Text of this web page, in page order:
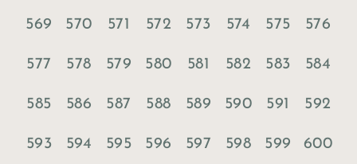
569 570 571 572 573 574 575 576
577 578 579 580 581 582 583 584
585 586 587 588 589 590 591 592
593 594 595 596 597 598 599 600